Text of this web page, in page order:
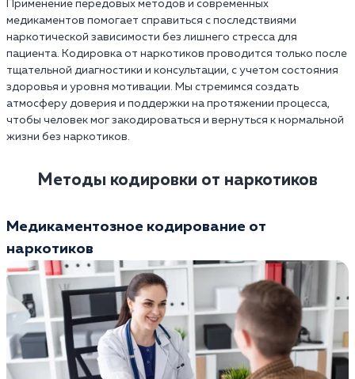
Применение передовых методов и современных
медикаментов помогает справиться с последствиями
наркотической зависимости без лишнего стресса для
пациента. Кодировка от наркотиков проводится только после
тщательной диагностики и консультации, с учетом состояния
здоровья и уровня мотивации. Мы стремимся создать
атмосферу доверия и поддержки на протяжении процесса,
чтобы человек мог закодироваться и вернуться к нормальной
жизни без наркотиков.
Методы кодировки от наркотиков
Медикаментозное кодирование от
наркотиков